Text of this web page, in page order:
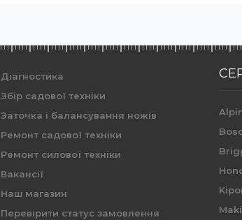
Діагностика
Збір садової техніки
Заточка і балансування ножів
Ремонт садової техніки
Ремонт силової техніки
Вакансії
Наш магазин
Перевірити статус замовлення